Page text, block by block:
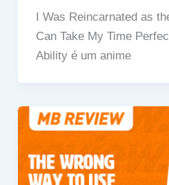
I Was Reincarnated as
Can Take My Time
Ability é um anime